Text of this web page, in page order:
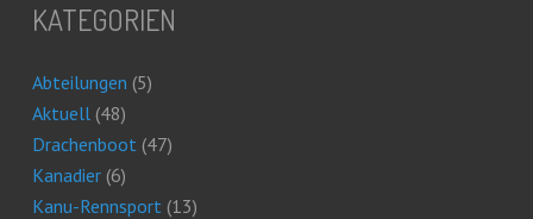
KATEGORIEN
Abteilungen (5)
Aktuell(48)
Drachenboot(47)
Kanadier(6)
Kanu-Rennsport(13)